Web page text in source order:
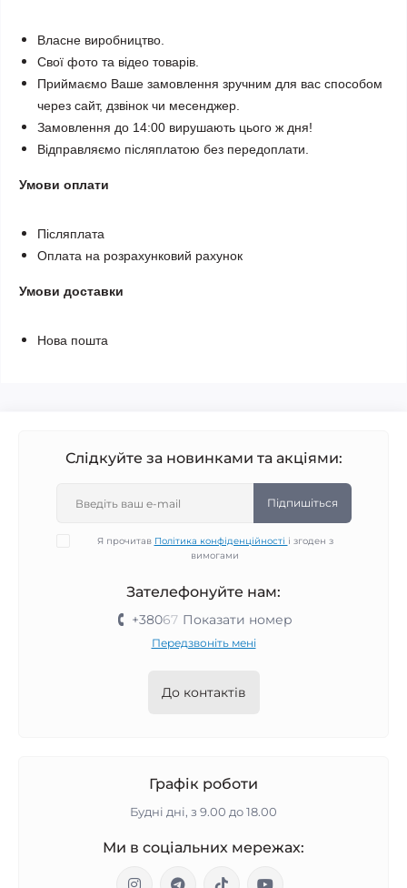
Власне виробництво.
Свої фото та відео товарів.
Приймаємо Ваше замовлення зручним для вас способом
через сайт, дзвінок чи месенджер.
Замовлення до 14:00 вирушають цього ж дня!
Відправляємо післяплатою без передоплати.
Умови оплати
Післяплата
Оплата на розрахунковий рахунок
Умови доставки
Нова пошта
Слідкуйте за новинками та акціями:
Підпишіться
Я прочитав Політика конфіденційності і згоден з
вимогами
Зателефонуйте нам:
+38067 Показати номер
Передзвоніть мені
До контактів
Графік роботи
Будні дні, з 9.00 до 18.00
Ми в соціальних мережах: